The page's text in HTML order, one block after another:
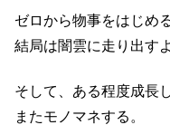
ゼロから物事をはじめ
結局は闇雲に走り出す
そして、ある程度成長
またモノマネする。